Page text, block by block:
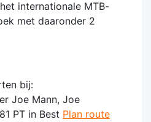
het internationale MTB-
met daaronder 2
bij:
Joe Mann, Joe
PT in Best Plan route